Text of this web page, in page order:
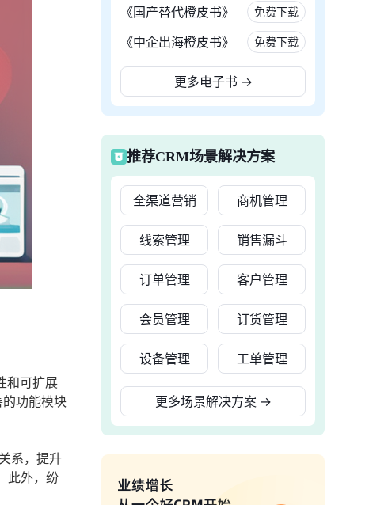
和可扩展
功能模块
系，提升
此外，纷
《国产替代橙皮书》 免费下载
《中企出海橙皮书》 免费下载
更多电子书 →
推荐CRM场景解决方案
全渠道营销 商机管理
线索管理 销售漏斗
订单管理 客户管理
会员管理 订货管理
设备管理 工单管理
更多场景解决方案 →